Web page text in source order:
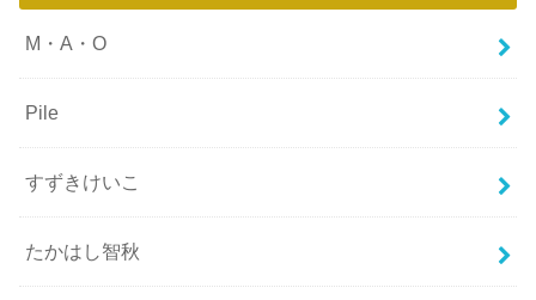
M・A・O
Pile
すずきけいこ
たかはし智秋